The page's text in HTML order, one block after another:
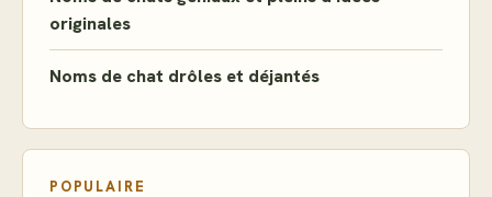
originales
Noms de chat drôles et déjantés
POPULAIRE